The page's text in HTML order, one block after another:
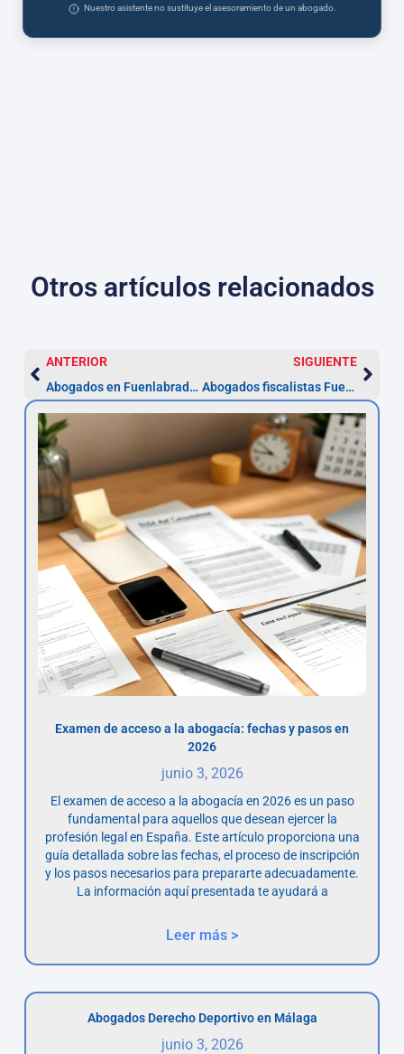
Nuestro asistente no sustituye el asesoramiento de un abogado.
Otros artículos relacionados
ANTERIOR
Abogados en Fuenlabrada: 5 pasos y 20 días para elegir
SIGUIENTE
Abogados fiscalistas Fuenlabrada: impugna en 1 mes
Examen de acceso a la abogacía: fechas y pasos en
2026
junio 3, 2026
El examen de acceso a la abogacía en 2026 es un paso
fundamental para aquellos que desean ejercer la
profesión legal en España. Este artículo proporciona una
guía detallada sobre las fechas, el proceso de inscripción
y los pasos necesarios para prepararte adecuadamente.
La información aquí presentada te ayudará a
Leer más >
Abogados Derecho Deportivo en Málaga
junio 3, 2026